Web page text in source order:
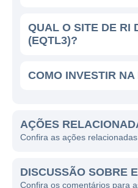
reduzir as perdas
expandir suas
eficiência. A empresa
implementação de
sistemas de
QUAL O SITE DE RI
(EQTL3)?
COMO INVESTIR
AÇÕES
Confira as ações
DISCUSSÃO SOBRE
Confira os comentários para